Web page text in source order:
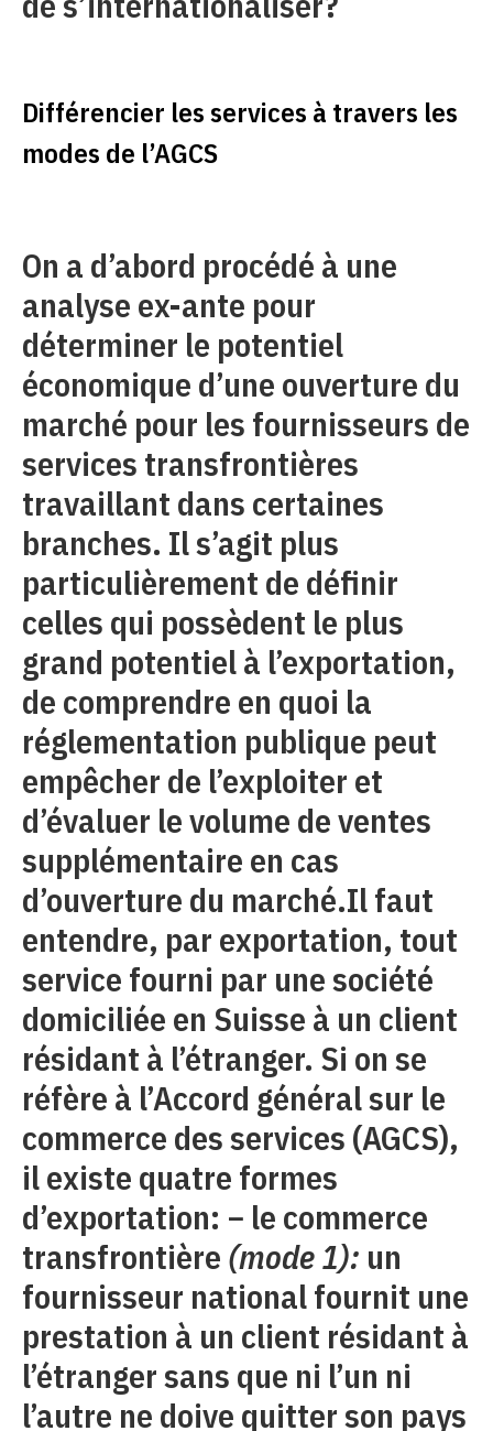
Différencier les services à travers les
modes de l’AGCS
On a d’abord procédé à une
analyse ex-ante pour
déterminer le potentiel
économique d’une ouverture du
marché pour les fournisseurs de
services transfrontières
travaillant dans certaines
branches. Il s’agit plus
particulièrement de définir
celles qui possèdent le plus
grand potentiel à l’exportation,
de comprendre en quoi la
réglementation publique peut
empêcher de l’exploiter et
d’évaluer le volume de ventes
supplémentaire en cas
d’ouverture du marché.Il faut
entendre, par exportation, tout
service fourni par une société
domiciliée en Suisse à un client
résidant à l’étranger. Si on se
réfère à l’Accord général sur le
commerce des services (AGCS),
il existe quatre formes
d’exportation: − le commerce
transfrontière (mode 1): un
fournisseur national fournit une
prestation à un client résidant à
l’étranger sans que ni l’un ni
l’autre ne doive quitter son pays